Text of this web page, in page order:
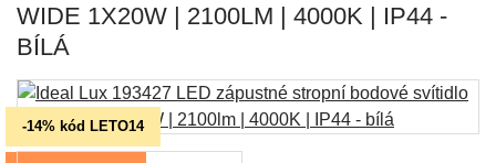
WIDE 1X20W | 2100LM | 4000K | IP44 -
BÍLÁ
-14% kód LETO14